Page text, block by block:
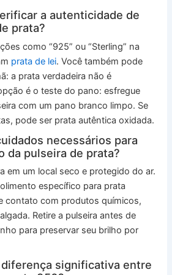
a autenticidade de
prata?
como “925” ou “Sterling” na
prata de lei. Você também pode
a prata verdadeira não é
é o teste do pano: esfregue
com um pano branco limpo. Se
pode ser prata autêntica oxidada.
necessários para
da pulseira de prata?
em um local seco e protegido do ar.
específico para prata
contato com produtos químicos,
Retire a pulseira antes de
para preservar seu brilho por
significativa entre